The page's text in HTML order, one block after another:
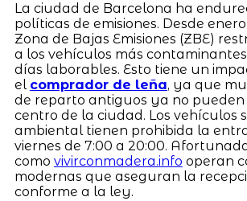
La ciudad de Barcelona ha
políticas de emisiones. Desde
Zona de Bajas Emisiones (ZBE)
a los vehículos más
días laborables. Esto tiene un
el comprador de leña, ya que
de reparto antiguos ya no
centro de la ciudad. Los vehículos
ambiental tienen prohibida la
viernes de 7:00 a 20:00.
como vivirconmadera.info operan
modernas que aseguran la
conforme a la ley.